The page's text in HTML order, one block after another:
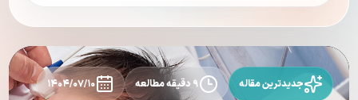
جدیدترین مقاله ۹ دقیقه مطالعه ۱۴۰۴/۰۷/۱۰